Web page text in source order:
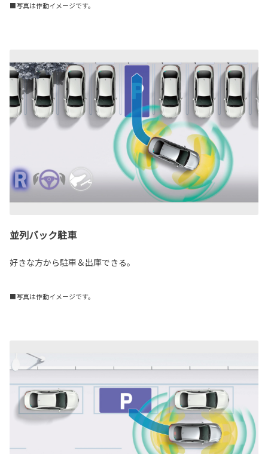
■写真は作動イメージです。
並列バック駐車
好きな方から駐車＆出庫できる。
■写真は作動イメージです。